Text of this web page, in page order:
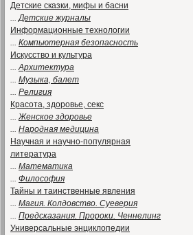
Детские сказки, мифы и басни
...Детские журналы
Информационные технологии
... Компьютерная безопасность
Искусство и культура
...Архитектура
... Музыка, балет
... Религия
Красота, здоровье, секс
...Женское здоровье
... Народная медицина
Научная и научно-популярная
литература
... Математика
... Философия
Тайны и таинственные явления
... Магия. Колдовство. Суеверия
... Предсказания. Пророки. Ченнелинг
Универсальные энциклопедии